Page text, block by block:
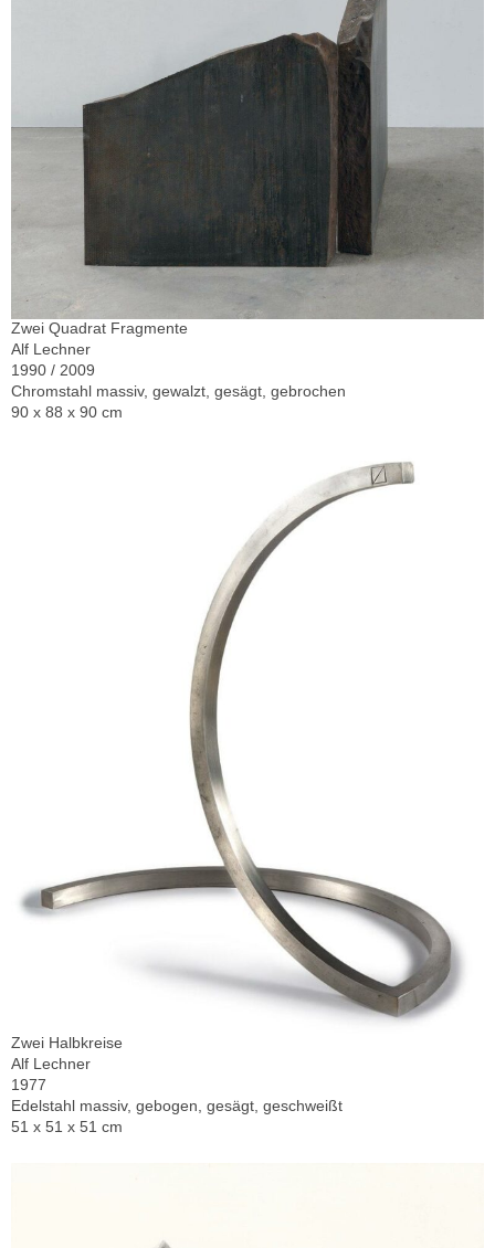
Zwei Quadrat Fragmente
Alf Lechner
1990 / 2009
Chromstahl massiv, gewalzt, gesägt, gebrochen
90 x 88 x 90 cm
Zwei Halbkreise
Alf Lechner
1977
Edelstahl massiv, gebogen, gesägt, geschweißt
51 x 51 x 51 cm